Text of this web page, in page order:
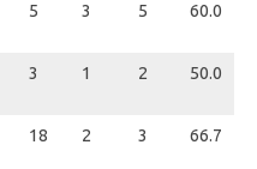
5 3 5 60.0
3 1 2 50.0
18 2 3 66.7